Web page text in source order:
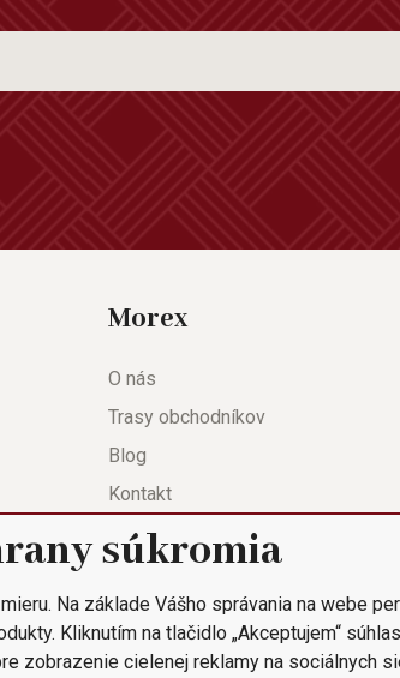
Morex
O nás
Trasy obchodníkov
Blog
Kontakt
Nastavenie súkromia
súkromia
Na základe Vášho správania na webe
Kliknutím na tlačidlo „Akceptujem“
zobrazenie cielenej reklamy na sociálnych